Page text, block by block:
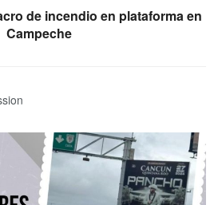
de incendio en plataforma en
Campeche